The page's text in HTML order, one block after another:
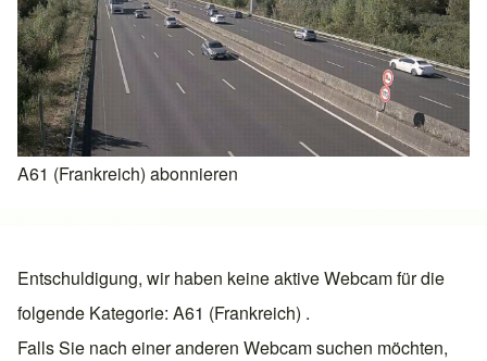
A61 (Frankreich) abonnieren
Entschuldigung, wir haben keine aktive Webcam für die
folgende Kategorie: A61 (Frankreich) .
Falls Sie nach einer anderen Webcam suchen möchten,